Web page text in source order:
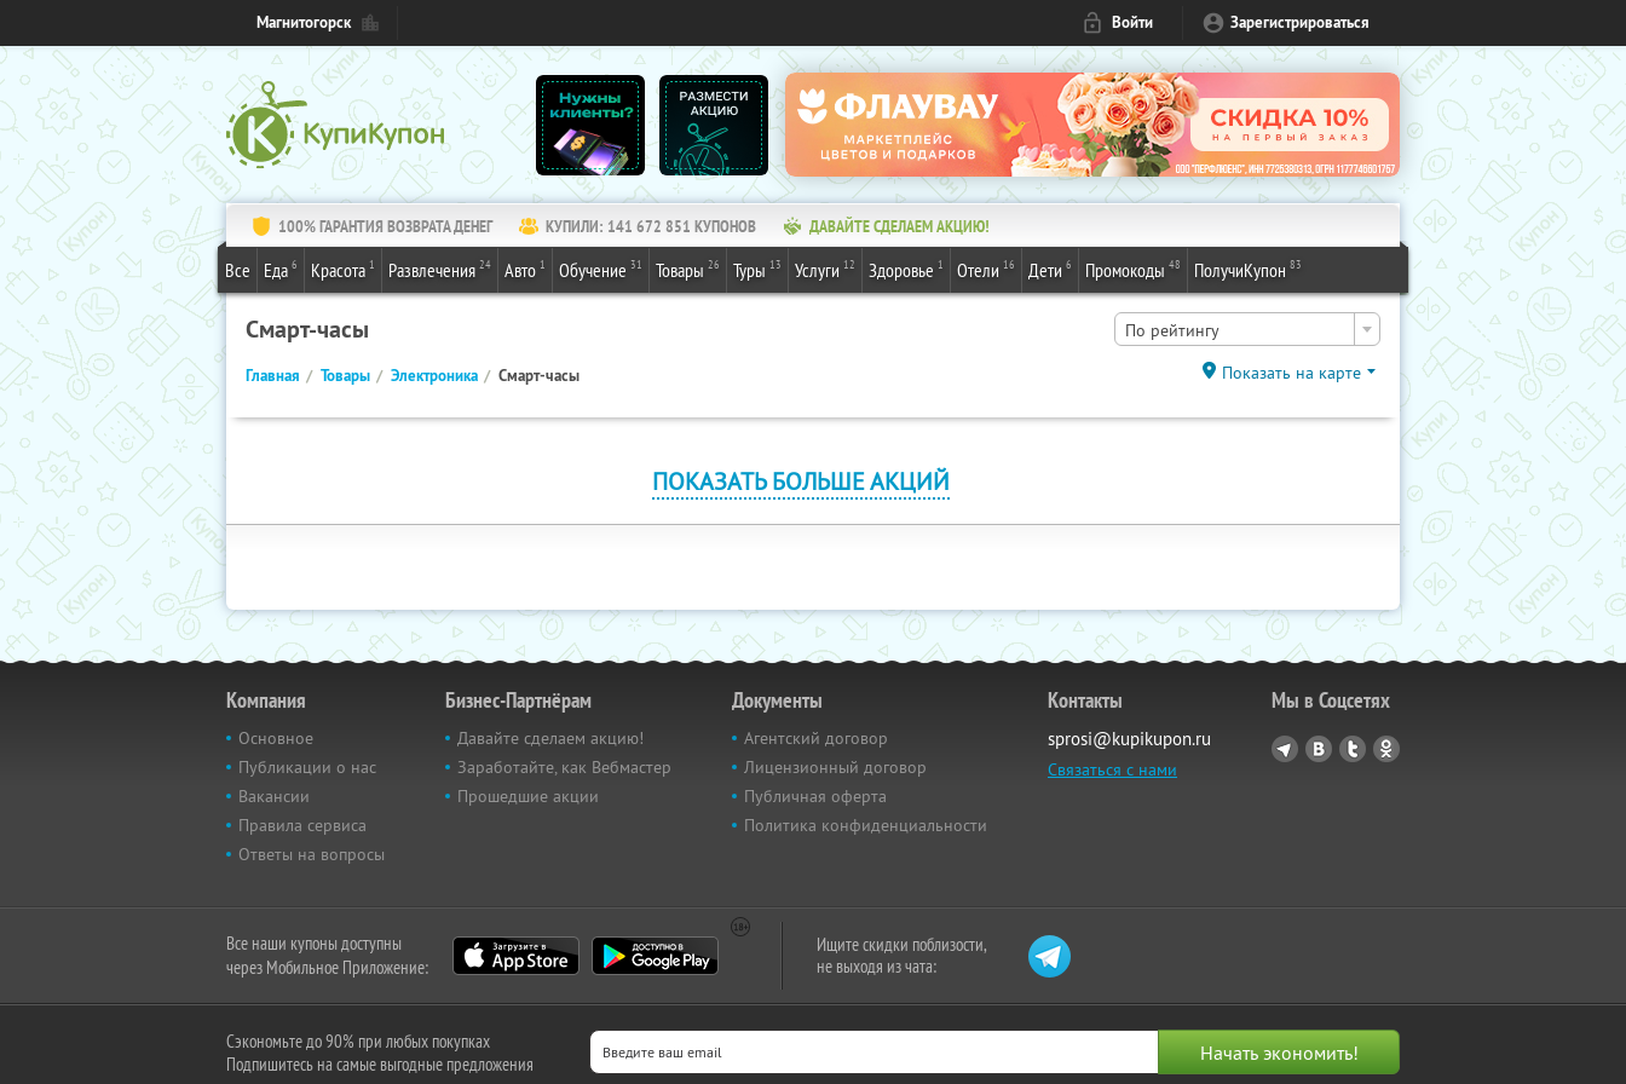
Магнитогорск Войти Зарегистрироваться
100% ГАРАНТИЯ ВОЗВРАТА ДЕНЕГ КУПИЛИ: 141 672 851 КУПОНОВ ДАВАЙТЕ СДЕЛАЕМ АКЦИЮ!
Все Еда 6 Красота 1 Развлечения 24 Авто 1 Обучение 31 Товары 26 Туры 13 Услуги 12 Здоровье 1 Отели 16 Дети 6 Промокоды 48 ПолучиКупон 83
Смарт-часы По рейтингу
Главная Товары Электроника Смарт-часы Показать на карте
ПОКАЗАТЬ БОЛЬШЕ АКЦИЙ
Компания
Основное
Публикации о нас
Вакансии
Правила сервиса
Ответы на вопросы
Бизнес-Партнёрам
Давайте сделаем акцию!
Заработайте, как Вебмастер
Прошедшие акции
Документы
Агентский договор
Лицензионный договор
Публичная оферта
Политика конфиденциальности
Контакты
sprosi@kupikupon.ru
Связаться с нами
Мы в Соцсетях
Все наши купоны доступны
через Мобильное Приложение:
Ищите скидки поблизости,
не выходя из чата:
Сэкономьте до 90% при любых покупках
Подпишитесь на самые выгодные предложения